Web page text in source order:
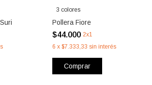
3 colores
Pollera Fiore
$44.000 2x1
6 x $7.333,33 sin interés
Comprar